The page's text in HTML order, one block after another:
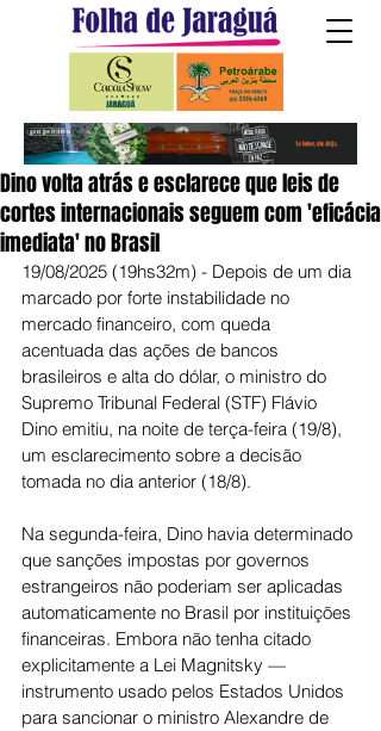
Dino volta atrás e esclarece que leis de
cortes internacionais seguem com 'eficácia
imediata' no Brasil
19/08/2025 (19hs32m) - Depois de um dia
marcado por forte instabilidade no
mercado financeiro, com queda
acentuada das ações de bancos
brasileiros e alta do dólar, o ministro do
Supremo Tribunal Federal (STF) Flávio
Dino emitiu, na noite de terça-feira (19/8),
um esclarecimento sobre a decisão
tomada no dia anterior (18/8).
Na segunda-feira, Dino havia determinado
que sanções impostas por governos
estrangeiros não poderiam ser aplicadas
automaticamente no Brasil por instituições
financeiras. Embora não tenha citado
explicitamente a Lei Magnitsky —
instrumento usado pelos Estados Unidos
para sancionar o ministro Alexandre de